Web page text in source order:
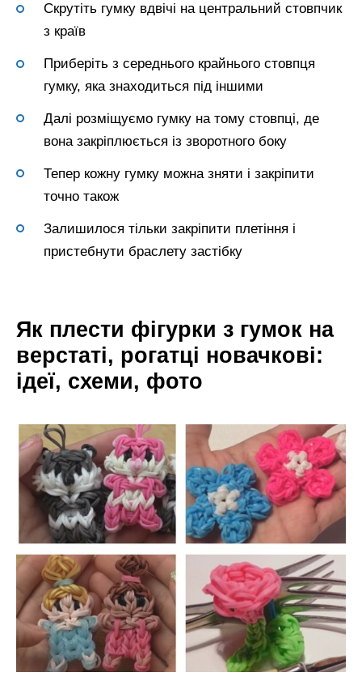
Скрутіть гумку вдвічі на центральний стовпчик
з країв
Приберіть з середнього крайнього стовпця
гумку, яка знаходиться під іншими
Далі розміщуємо гумку на тому стовпці, де
вона закріплюється із зворотного боку
Тепер кожну гумку можна зняти і закріпити
точно також
Залишилося тільки закріпити плетіння і
пристебнути браслету застібку
Як плести фігурки з гумок на
верстаті, рогатці новачкові:
ідеї, схеми, фото